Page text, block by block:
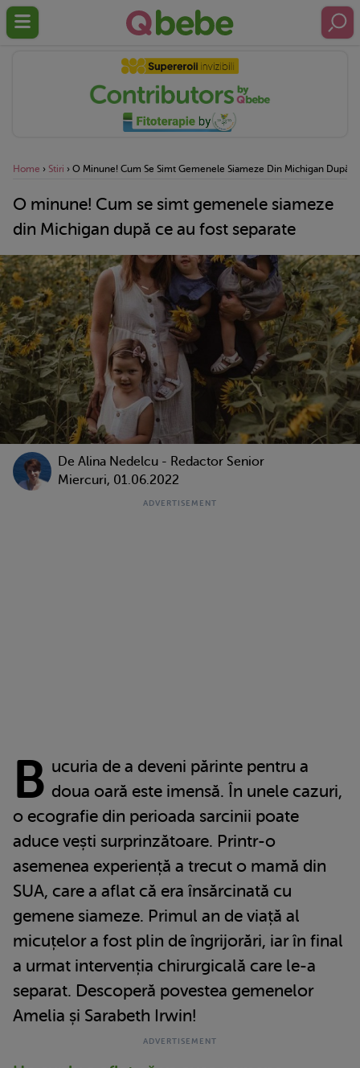
Home › Stiri › O Minune! Cum Se Simt Gemenele Siameze Din Michigan După
O minune! Cum se simt gemenele siameze
din Michigan după ce au fost separate
De Alina Nedelcu - Redactor Senior
Miercuri, 01.06.2022
B ucuria de a deveni părinte pentru a
doua oară este imensă. În unele cazuri,
o ecografie din perioada sarcinii poate
aduce vești surprinzătoare. Printr-o
asemenea experiență a trecut o mamă din
SUA, care a aflat că era însărcinată cu
gemene siameze. Primul an de viață al
micuțelor a fost plin de îngrijorări, iar în final
a urmat intervenția chirurgicală care le-a
separat. Descoperă povestea gemenelor
Amelia și Sarabeth Irwin!